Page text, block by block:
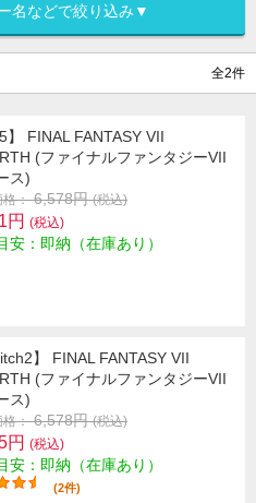
名などで絞り込み▼
全2件
】 FINAL FANTASY VII
(ファイナルファンタジーVII
ス)
格： 6,578円(税込)
円 (税込)
安：即納（在庫あり）
】 FINAL FANTASY VII
(ファイナルファンタジーVII
ス)
格： 6,578円(税込)
円 (税込)
安：即納（在庫あり）
(2件)